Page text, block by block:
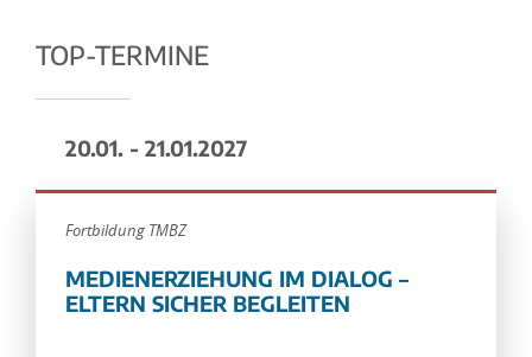
TOP-TERMINE
20.01. - 21.01.2027
Fortbildung TMBZ
MEDIENERZIEHUNG IM DIALOG –
ELTERN SICHER BEGLEITEN